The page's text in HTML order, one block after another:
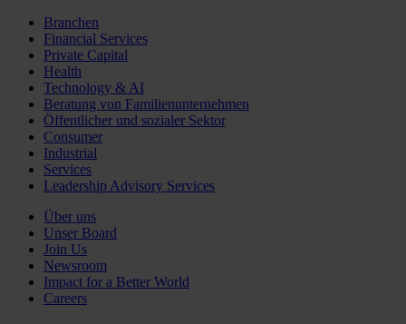
Branchen
Financial Services
Private Capital
Health
Technology & AI
Beratung von Familienunternehmen
Öffentlicher und sozialer Sektor
Consumer
Industrial
Services
Leadership Advisory Services
Über uns
Unser Board
Join Us
Newsroom
Impact for a Better World
Careers